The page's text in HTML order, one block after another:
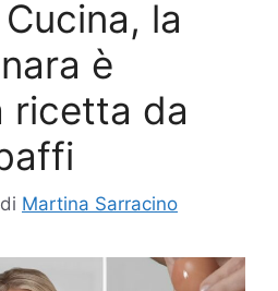
la
è
ricetta da
di Martina Sarracino